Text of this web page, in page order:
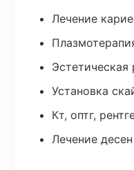
Лечение
Установка
Кт, оптг,
Лечение